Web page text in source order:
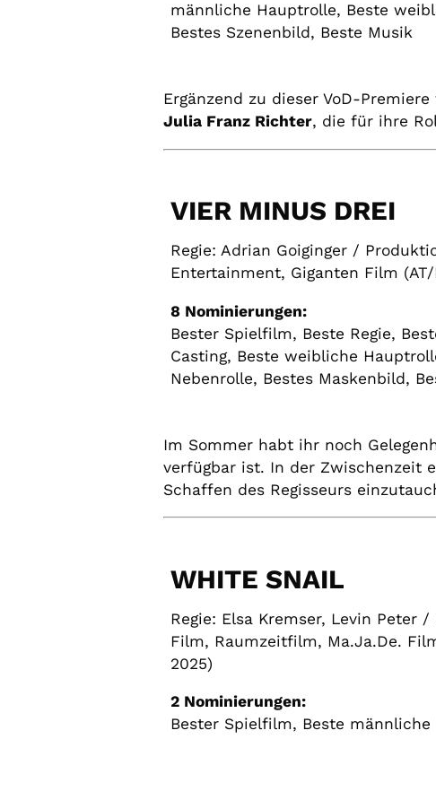
männliche Hauptrolle, Beste
Bestes Szenenbild, Beste Musik
Ergänzend zu dieser VoD-
Julia Franz Richter, die für ihre
VIER MINUS DREI
Regie: Adrian Goiginger /
Entertainment, Giganten Film (AT/
8 Nominierungen:
Bester Spielfilm, Beste Regie,
Casting, Beste weibliche
Nebenrolle, Bestes Maskenbild,
Im Sommer habt ihr noch
verfügbar ist. In der
Schaffen des Regisseurs
WHITE SNAIL
Regie: Elsa Kremser, Levin Peter
Film, Raumzeitfilm, Ma.Ja.De.
2025)
2 Nominierungen:
Bester Spielfilm, Beste männliche